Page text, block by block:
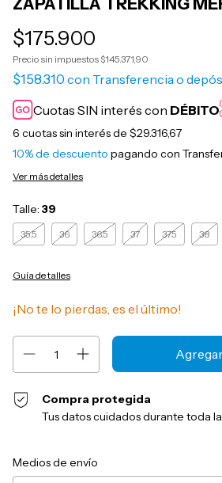
$175.900
Precio sin impuestos$145.371,90
$158.310 con Transferencia o
Cuotas SIN interés con DÉBITO
6 cuotas sin interés de $29.316,67
10% de descuento pagando con
Ver más detalles
Talle: 39
35.5 36 36.5 37 37.5 38
Guía de talles
¡No te lo pierdas, es el último!
Compra protegida
Tus datos cuidados durante toda
Entregas para el CP:
Medios de envío